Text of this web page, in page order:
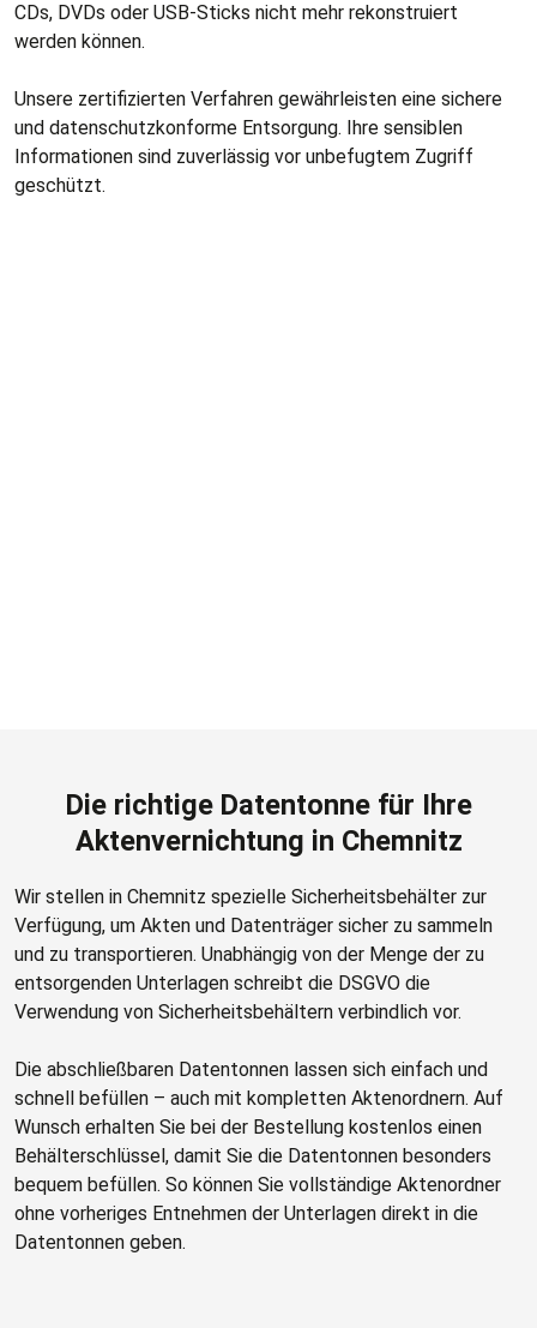
CDs, DVDs oder USB-Sticks nicht mehr rekonstruiert
werden können.
Unsere zertifizierten Verfahren gewährleisten eine sichere
und datenschutzkonforme Entsorgung. Ihre sensiblen
Informationen sind zuverlässig vor unbefugtem Zugriff
geschützt.
Die richtige Datentonne für Ihre
Aktenvernichtung in Chemnitz
Wir stellen in Chemnitz spezielle Sicherheitsbehälter zur
Verfügung, um Akten und Datenträger sicher zu sammeln
und zu transportieren. Unabhängig von der Menge der zu
entsorgenden Unterlagen schreibt die DSGVO die
Verwendung von Sicherheitsbehältern verbindlich vor.
Die abschließbaren Datentonnen lassen sich einfach und
schnell befüllen – auch mit kompletten Aktenordnern. Auf
Wunsch erhalten Sie bei der Bestellung kostenlos einen
Behälterschlüssel, damit Sie die Datentonnen besonders
bequem befüllen. So können Sie vollständige Aktenordner
ohne vorheriges Entnehmen der Unterlagen direkt in die
Datentonnen geben.